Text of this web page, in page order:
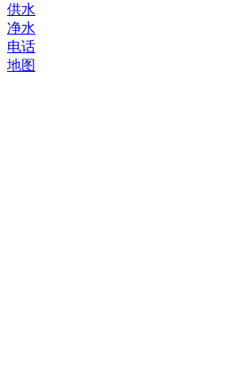
供水
净水
电话
地图